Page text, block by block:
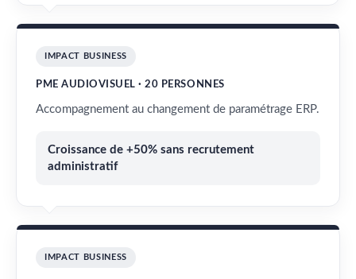
IMPACT BUSINESS
PME AUDIOVISUEL · 20 PERSONNES
Accompagnement au changement de paramétrage ERP.
Croissance de +50% sans recrutement
administratif
IMPACT BUSINESS